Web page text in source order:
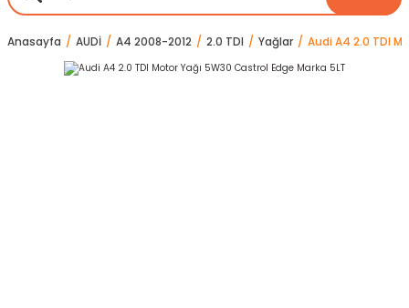
Anasayfa AUDİ A4 2008-2012 2.0 TDI Yağlar Audi A4 2.0 TDI